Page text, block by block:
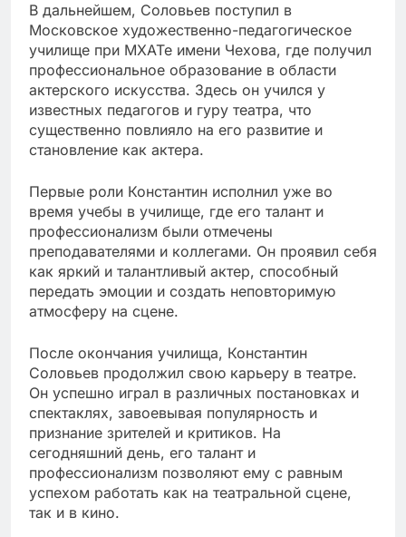
В дальнейшем, Соловьев поступил в
Московское художественно-педагогическое
училище при МХАТе имени Чехова, где получил
профессиональное образование в области
актерского искусства. Здесь он учился у
известных педагогов и гуру театра, что
существенно повлияло на его развитие и
становление как актера.
Первые роли Константин исполнил уже во
время учебы в училище, где его талант и
профессионализм были отмечены
преподавателями и коллегами. Он проявил себя
как яркий и талантливый актер, способный
передать эмоции и создать неповторимую
атмосферу на сцене.
После окончания училища, Константин
Соловьев продолжил свою карьеру в театре.
Он успешно играл в различных постановках и
спектаклях, завоевывая популярность и
признание зрителей и критиков. На
сегодняшний день, его талант и
профессионализм позволяют ему с равным
успехом работать как на театральной сцене,
так и в кино.